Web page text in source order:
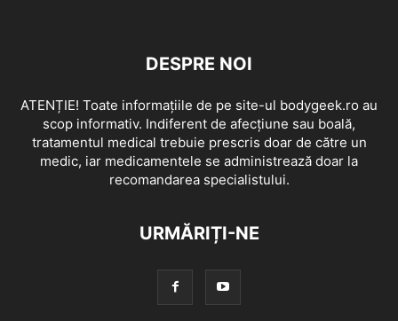
DESPRE NOI
ATENȚIE! Toate informațiile de pe site-ul bodygeek.ro au
scop informativ. Indiferent de afecțiune sau boală,
tratamentul medical trebuie prescris doar de către un
medic, iar medicamentele se administrează doar la
recomandarea specialistului.
URMĂRIȚI-NE